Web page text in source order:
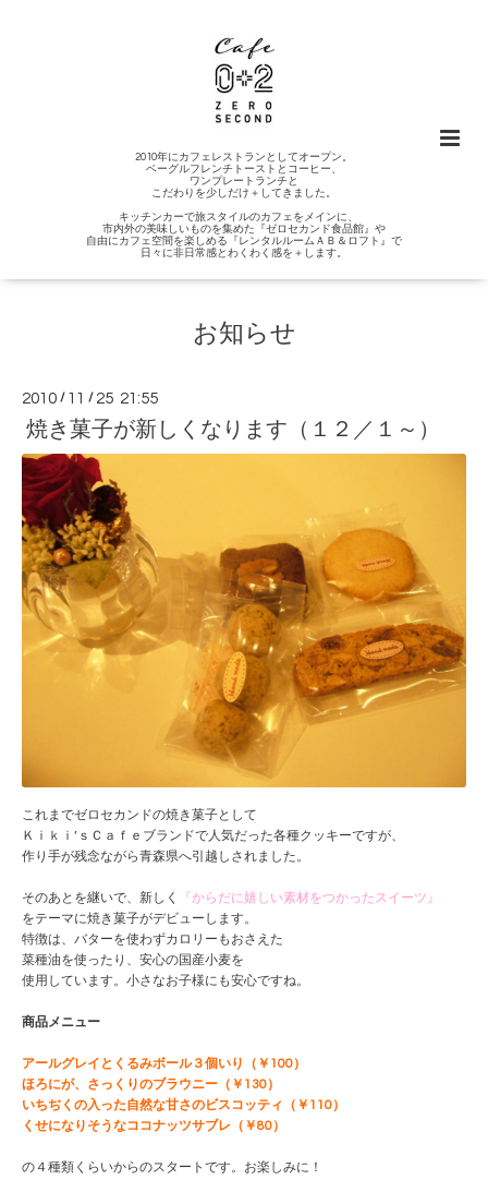
2010年にカフェレストランとしてオープン。
ベーグルフレンチトーストとコーヒー、
ワンプレートランチと
こだわりを少しだけ＋してきました。
キッチンカーで旅スタイルのカフェをメインに、
市内外の美味しいものを集めた『ゼロセカンド食品館』や
自由にカフェ空間を楽しめる『レンタルルームＡＢ＆ロフト』で
日々に非日常感とわくわく感を＋します。
お知らせ
2010 / 11 / 25 21:55
焼き菓子が新しくなります（１２／１～）
これまでゼロセカンドの焼き菓子として
Ｋｉｋｉ’ｓＣａｆｅブランドで人気だった各種クッキーですが、
作り手が残念ながら青森県へ引越しされました。
そのあとを継いで、新しく
『からだに嬉しい素材をつかったスイーツ』
をテーマに焼き菓子がデビューします。
特徴は、バターを使わずカロリーもおさえた
菜種油を使ったり、安心の国産小麦を
使用しています。小さなお子様にも安心ですね。
商品メニュー
アールグレイとくるみボール３個いり（￥100）
ほろにが、さっくりのブラウニー（￥130）
いちぢくの入った自然な甘さのビスコッティ（￥110）
くせになりそうなココナッツサブレ（￥80）
の４種類くらいからのスタートです。お楽しみに！